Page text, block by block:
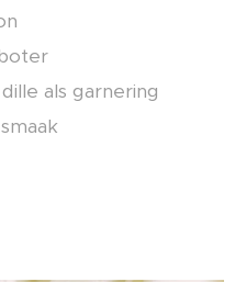
als garnering